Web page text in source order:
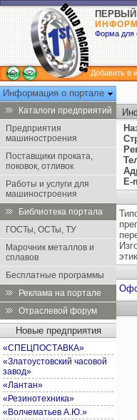
Форма для
Добавить в
Информация о портале
Каталоги предприятий
Предприятия
машиностроения
Поставщики проката,
поковок, отливок
Работы и услуги для
машиностроения
Библиотека портала
ГОСТы, ОСТы, ТУ
Марочник металлов и
сплавов
Бесплатные программы
Реклама на портале
Отраслевой форум
Новые предприятия
«СПЕЦПОСТАВКА»
«Златоустовский часовой
завод»
«Лантан»
«Резинотехника»
«Волчематьев А.Ю.»
E-